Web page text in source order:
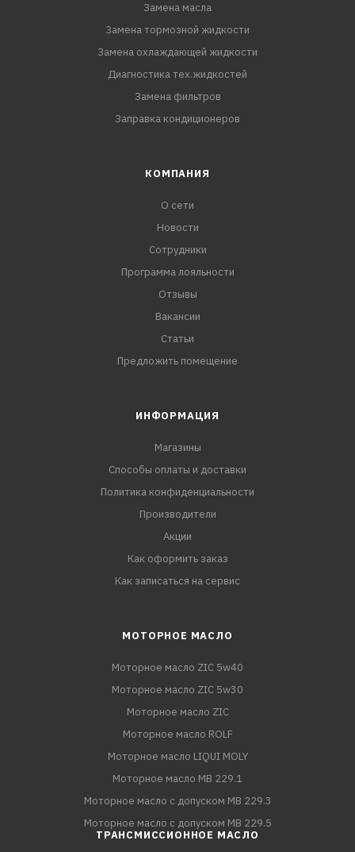
Замена масла
Замена тормозной жидкости
Замена охлаждающей жидкости
Диагностика тех.жидкостей
Замена фильтров
Заправка кондиционеров
КОМПАНИЯ
О сети
Новости
Сотрудники
Программа лояльности
Отзывы
Вакансии
Статьи
Предложить помещение
ИНФОРМАЦИЯ
Магазины
Способы оплаты и доставки
Политика конфиденциальности
Производители
Акции
Как оформить заказ
Как записаться на сервис
МОТОРНОЕ МАСЛО
Моторное масло ZIC 5w40
Моторное масло ZIC 5w30
Моторное масло ZIC
Моторное масло ROLF
Моторное масло LIQUI MOLY
Моторное масло MB 229.1
Моторное масло с допуском MB 229.3
Моторное масло с допуском MB 229.5
ТРАНСМИССИОННОЕ МАСЛО